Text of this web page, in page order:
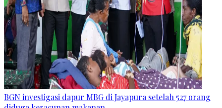
BGN investigasi dapur MBG di Jayapura setelah 527 orang